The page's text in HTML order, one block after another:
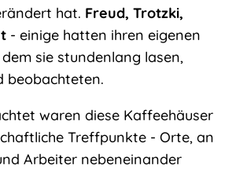
hat. Freud, Trotzki,
- einige hatten ihren eigenen
sie stundenlang lasen,
beobachteten.
waren diese Kaffeehäuser
Treffpunkte - Orte, an
Arbeiter nebeneinander